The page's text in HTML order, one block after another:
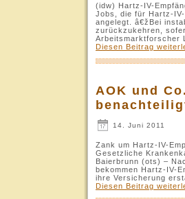
(idw) Hartz-IV-
Jobs, die für Hartz-
angelegt. â€žBei
zurückzukehren,
Arbeitsmarktforscher
Diesen Beitrag
AOK und
14. Juni 2011
Zank um Hartz-IV-
Gesetzliche
Baierbrunn (ots) –
bekommen Hartz-IV-
ihre Versicherung
Diesen Beitrag